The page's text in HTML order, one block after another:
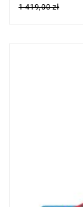
1 419,00 zł